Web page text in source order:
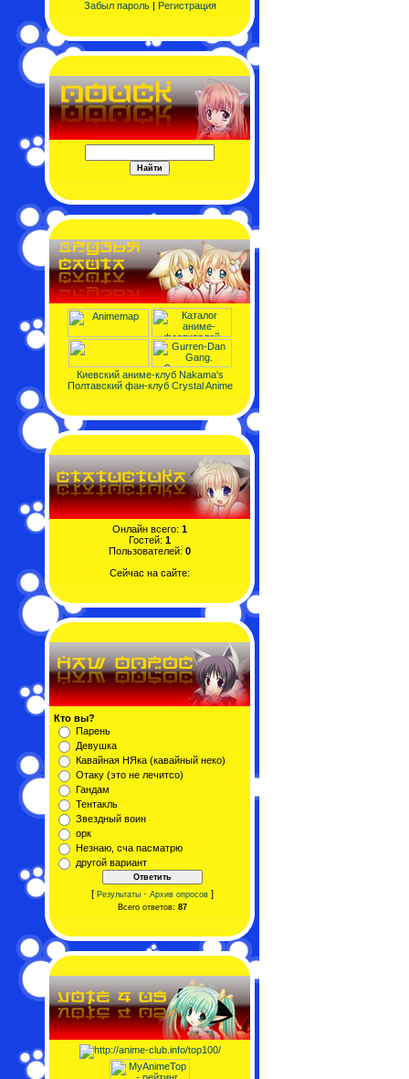
Забыл пароль| Регистрация
Киевский аниме-клуб Nakama's
Полтавский фан-клуб Crystal Anime
Онлайн всего: 1
Гостей: 1
Пользователей: 0
Сейчас на сайте:
Кто вы?
Парень
Девушка
Кавайная НЯка (кавайный неко)
Отаку (это не лечитсо)
Гандам
Тентакль
Звездный воин
орк
Незнаю, сча пасматрю
другой вариант
[ Результаты· Архив опросов]
Всего ответов: 87